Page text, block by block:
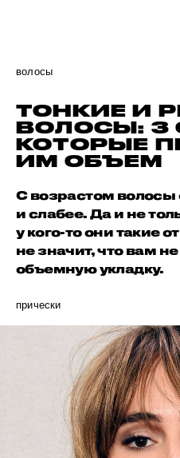
волосы
ТОНКИЕ И
ВОЛОСЫ: 3
КОТОРЫЕ
ИМ ОБЪЕМ
С возрастом волосы
и слабее. Да и не
у кого-то они такие
не значит, что вам
объемную укладку.
прически